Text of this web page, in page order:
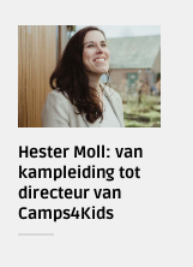
Hester Moll: van
kampleiding tot
directeur van
Camps4Kids